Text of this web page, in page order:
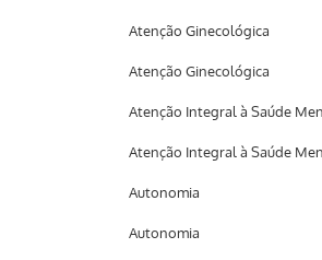
Atenção Ginecológica
Atenção Ginecológica
Atenção Integral à Saúde
Atenção Integral à Saúde
Autonomia
Autonomia